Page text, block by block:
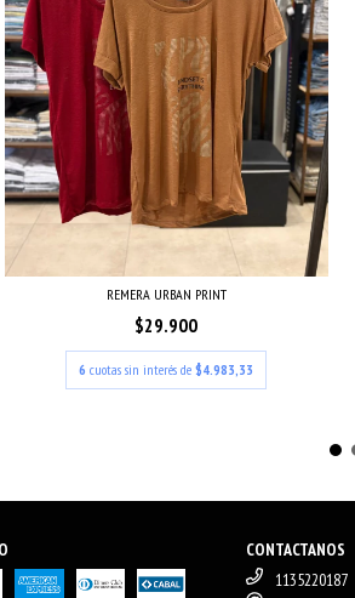
REMERA URBAN PRINT
$29.900
6 cuotas sin interés de$4.983,33
CONTACTANOS
1135220187